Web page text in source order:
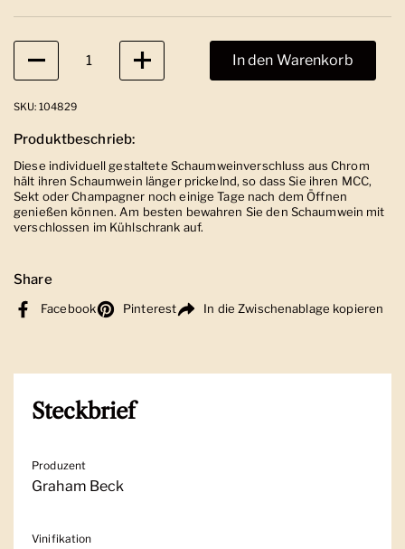
Anzahl
In den Warenkorb
SKU: 104829
Produktbeschrieb:
Diese individuell gestaltete Schaumweinverschluss aus Chrom
hält ihren Schaumwein länger prickelnd, so dass Sie ihren MCC,
Sekt oder Champagner noch einige Tage nach dem Öffnen
genießen können. Am besten bewahren Sie den Schaumwein mit
verschlossen im Kühlschrank auf.
Share
Facebook Pinterest In die Zwischenablage kopieren
Steckbrief
Produzent
Graham Beck
Vinifikation